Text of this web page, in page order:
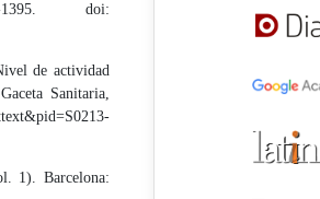
doi:
de actividad
Sanitaria,
1). Barcelona: